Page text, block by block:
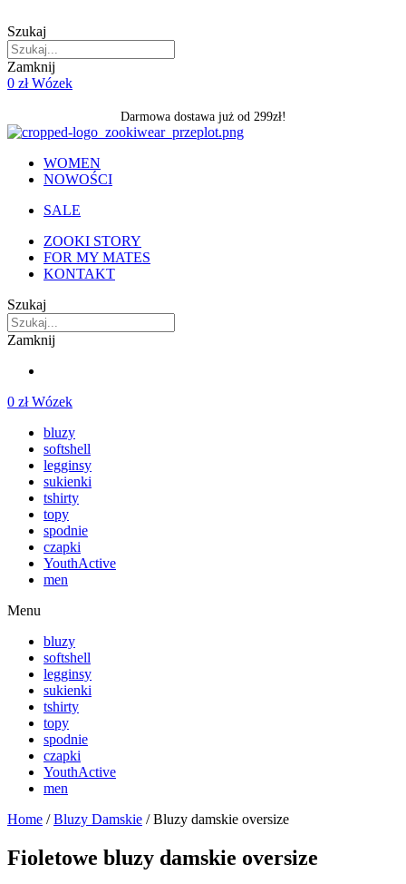
to
content
Szukaj
Zamknij
0 zł Wózek
Darmowa dostawa już od 299zł!
WOMEN
NOWOŚCI
SALE
ZOOKI STORY
FOR MY MATES
KONTAKT
Szukaj
Zamknij
0 zł Wózek
bluzy
softshell
legginsy
sukienki
tshirty
topy
spodnie
czapki
YouthActive
men
Menu
bluzy
softshell
legginsy
sukienki
tshirty
topy
spodnie
czapki
YouthActive
men
Home /Bluzy Damskie / Bluzy damskie oversize
Fioletowe bluzy damskie oversize